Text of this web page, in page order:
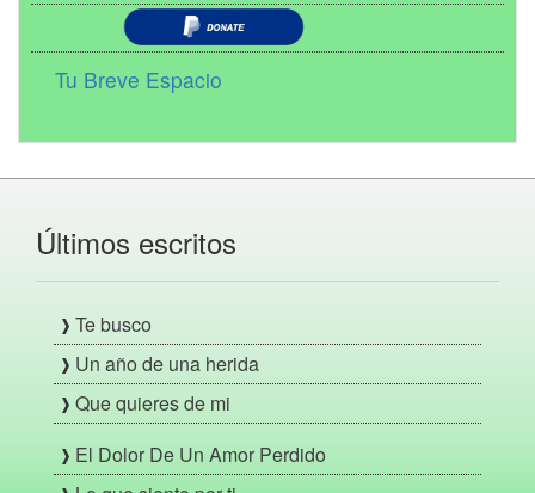
Tu Breve Espacio
Últimos escritos
Te busco
Un año de una herida
Que quieres de mi
El Dolor De Un Amor Perdido